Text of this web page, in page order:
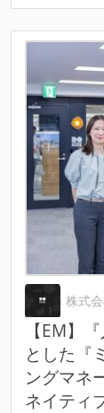
株式
【EM】
とした『
ングマネ
ネイティ